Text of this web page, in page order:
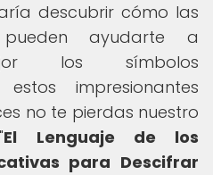
descubrir cómo las
ayudarte a
los símbolos
impresionantes
no te pierdas nuestro
El Lenguaje de los
para Descifrar